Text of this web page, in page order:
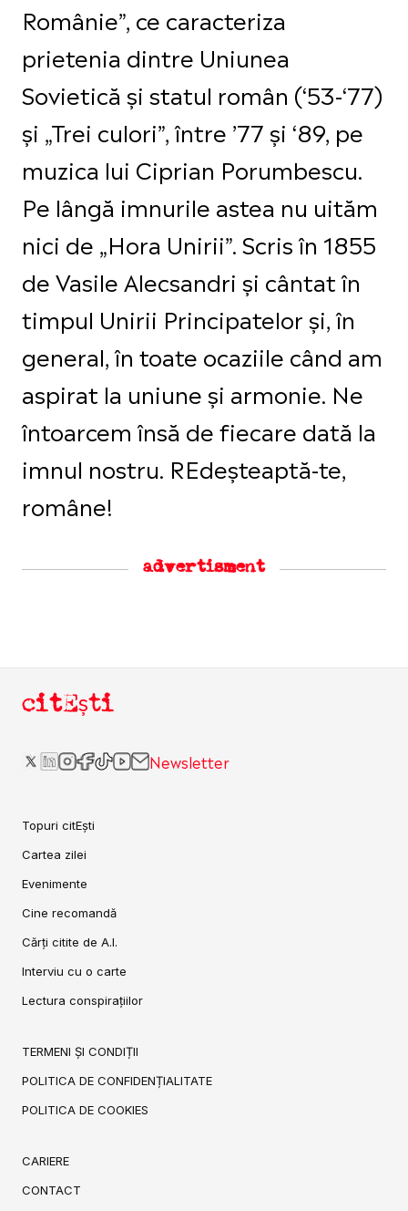
Românie”, ce caracteriza
prietenia dintre Uniunea
Sovietică şi statul român (‘53-‘77)
și „Trei culori”, între ’77 și ‘89, pe
muzica lui Ciprian Porumbescu.
Pe lângă imnurile astea nu uităm
nici de „Hora Unirii”. Scris în 1855
de Vasile Alecsandri și cântat în
timpul Unirii Principatelor şi, în
general, în toate ocaziile când am
aspirat la uniune şi armonie. Ne
întoarcem însă de fiecare dată la
imnul nostru. REdeșteaptă-te,
române!
advertisment
citEști
Newsletter
Topuri citEști
Cartea zilei
Evenimente
Cine recomandă
Cărți citite de A.I.
Interviu cu o carte
Lectura conspirațiilor
TERMENI ȘI CONDIȚII
POLITICA DE CONFIDENȚIALITATE
POLITICA DE COOKIES
CARIERE
CONTACT